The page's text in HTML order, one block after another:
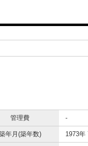
管理費 -
年月(築年数) 1973年